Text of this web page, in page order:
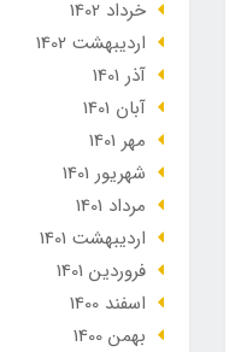
خرداد 1402
ارديبهشت 1402
آذر 1401
آبان 1401
مهر 1401
شهریور 1401
مرداد 1401
ارديبهشت 1401
فروردین 1401
اسفند 1400
بهمن 1400